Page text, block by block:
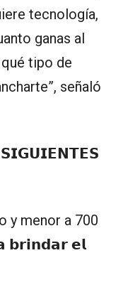
tecnología,
ganas al
tipo de
señaló
y menor a 700
𝗯𝗿𝗶𝗻𝗱𝗮𝗿 𝗲𝗹